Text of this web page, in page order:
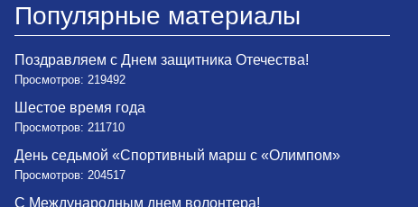
Популярные материалы
Поздравляем с Днем защитника Отечества!
Просмотров: 219492
Шестое время года
Просмотров: 211710
День седьмой «Спортивный марш с «Олимпом»
Просмотров: 204517
С Международным днем волонтера!